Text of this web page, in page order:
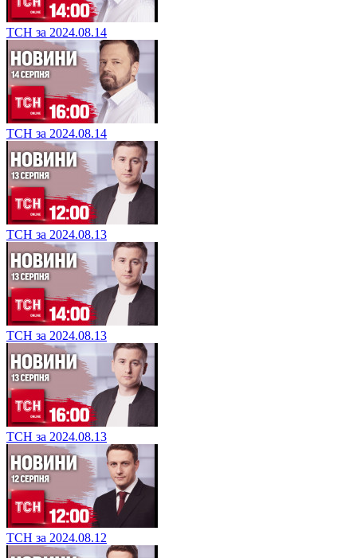
ТСН за 2024.08.14
ТСН за 2024.08.14
ТСН за 2024.08.13
ТСН за 2024.08.13
ТСН за 2024.08.13
ТСН за 2024.08.12